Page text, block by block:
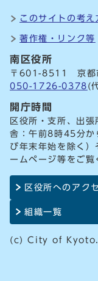
このサイトの考え
著作権・リンク等
南区役所
〒601-8511 京都
050-1726-0378 (
開庁時間
区役所・支所、出
舎：午前8時45分
び年末年始を除く
ームページ等をご覧
区役所へのアク
組織一覧
(c) City of